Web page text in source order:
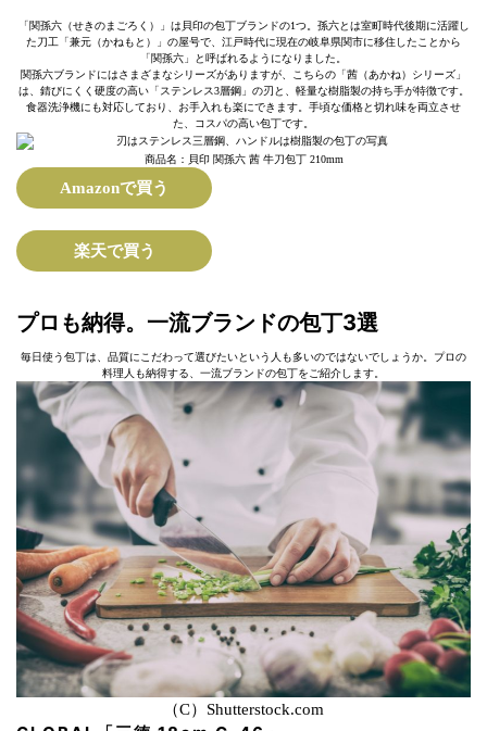
「関孫六（せきのまごろく）」は貝印の包丁ブランドの1つ。孫六とは室町時代後期に活躍し
た刀工「兼元（かねもと）」の屋号で、江戸時代に現在の岐阜県関市に移住したことから
「関孫六」と呼ばれるようになりました。
関孫六ブランドにはさまざまなシリーズがありますが、こちらの「茜（あかね）シリーズ」
は、錆びにくく硬度の高い「ステンレス3層鋼」の刃と、軽量な樹脂製の持ち手が特徴です。
食器洗浄機にも対応しており、お手入れも楽にできます。手頃な価格と切れ味を両立させ
た、コスパの高い包丁です。
商品名：貝印 関孫六 茜 牛刀包丁 210mm
Amazonで買う
楽天で買う
プロも納得。一流ブランドの包丁3選
毎日使う包丁は、品質にこだわって選びたいという人も多いのではないでしょうか。プロの
料理人も納得する、一流ブランドの包丁をご紹介します。
（C）Shutterstock.com